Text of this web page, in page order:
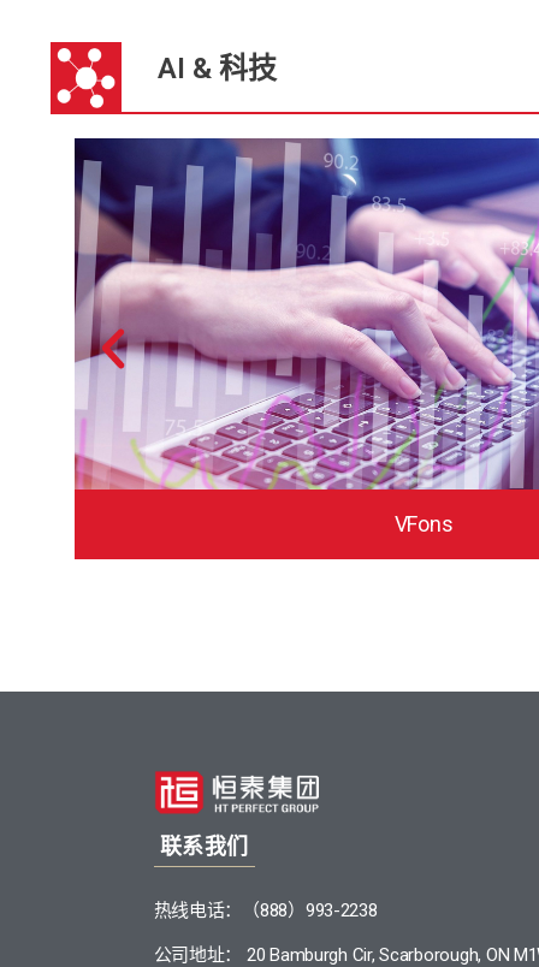
AI & 科技
VFons
联系我们
热线电话：（888）993-2238
公司地址： 20 Bamburgh Cir, Scarborough, ON